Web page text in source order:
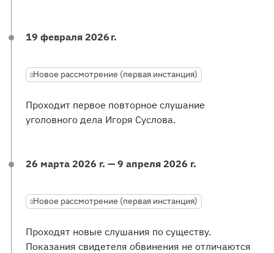
19 февраля 2026 г.
Новое рассмотрение (первая инстанция)
Проходит первое повторное слушание
уголовного дела Игоря Суслова.
26 марта 2026 г. — 9 апреля 2026 г.
Новое рассмотрение (первая инстанция)
Проходят новые слушания по существу.
Показания свидетеля обвинения не отличаются